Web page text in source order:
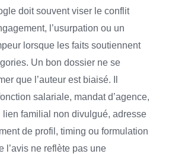
doit souvent viser le conflit
l’usurpation ou un
lorsque les faits soutiennent
Un bon dossier ne se
que l’auteur est biaisé. Il
salariale, mandat d’agence,
lien familial non divulgué, adresse
de profil, timing ou formulation
l’avis ne reflète pas une